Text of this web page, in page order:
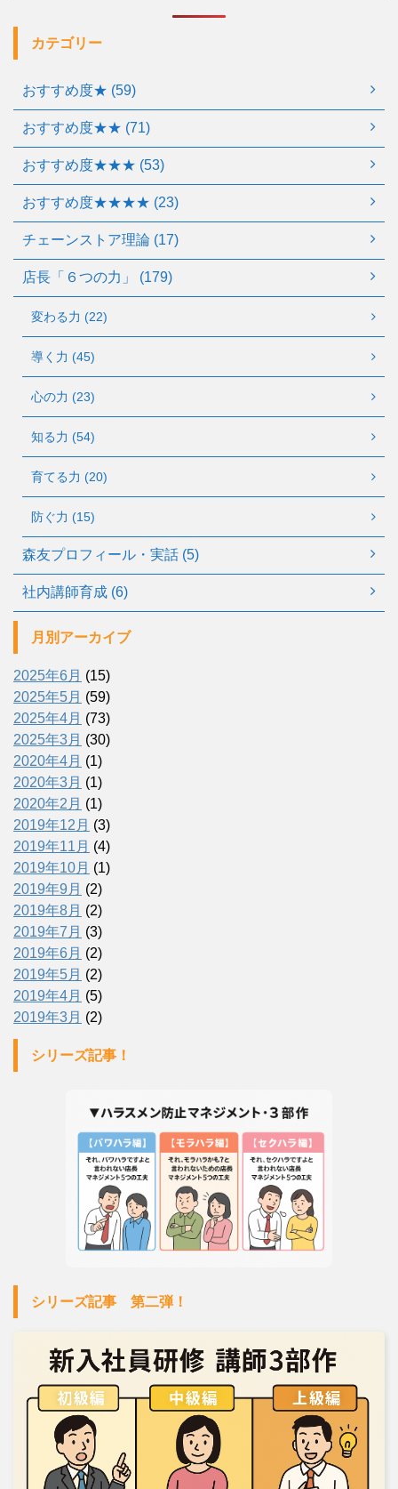
カテゴリー
おすすめ度★ (59)
おすすめ度★★ (71)
おすすめ度★★★ (53)
おすすめ度★★★★ (23)
チェーンストア理論 (17)
店長「６つの力」 (179)
変わる力 (22)
導く力 (45)
心の力 (23)
知る力 (54)
育てる力 (20)
防ぐ力 (15)
森友プロフィール・実話 (5)
社内講師育成 (6)
月別アーカイブ
2025年6月 (15)
2025年5月 (59)
2025年4月 (73)
2025年3月 (30)
2020年4月 (1)
2020年3月 (1)
2020年2月 (1)
2019年12月 (3)
2019年11月 (4)
2019年10月 (1)
2019年9月 (2)
2019年8月 (2)
2019年7月 (3)
2019年6月 (2)
2019年5月 (2)
2019年4月 (5)
2019年3月 (2)
シリーズ記事！
シリーズ記事 第二弾！